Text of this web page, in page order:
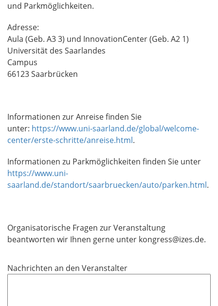
und Parkmöglichkeiten.
Adresse:
Aula (Geb. A3 3) und InnovationCenter (Geb. A2 1)
Universität des Saarlandes
Campus
66123 Saarbrücken
Informationen zur Anreise finden Sie
unter: https://www.uni-saarland.de/global/welcome-
center/erste-schritte/anreise.html.
Informationen zu Parkmöglichkeiten finden Sie unter
https://www.uni-
saarland.de/standort/saarbruecken/auto/parken.html.
Organisatorische Fragen zur Veranstaltung
beantworten wir Ihnen gerne unter kongress@izes.de.
Nachrichten an den Veranstalter